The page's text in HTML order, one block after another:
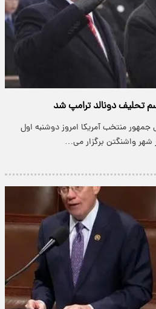
تحلیف دونالد ترامپ شد
منتخب آمریکا امروز دوشنبه اول
شهر واشنگتن برگزار می…